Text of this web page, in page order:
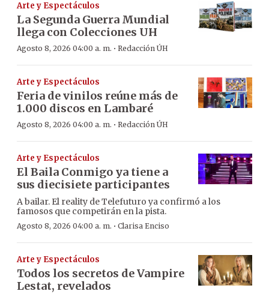
Arte y Espectáculos
La Segunda Guerra Mundial
llega con Colecciones UH
Agosto 8, 2026 04:00 a. m. · Redacción ÚH
Arte y Espectáculos
Feria de vinilos reúne más de
1.000 discos en Lambaré
Agosto 8, 2026 04:00 a. m. · Redacción ÚH
Arte y Espectáculos
El Baila Conmigo ya tiene a
sus diecisiete participantes
A bailar. El reality de Telefuturo ya confirmó a los
famosos que competirán en la pista.
Agosto 8, 2026 04:00 a. m. · Clarisa Enciso
Arte y Espectáculos
Todos los secretos de Vampire
Lestat, revelados